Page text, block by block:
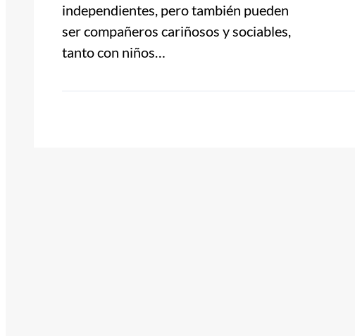
independientes, pero también pueden
ser compañeros cariñosos y sociables,
tanto con niños…